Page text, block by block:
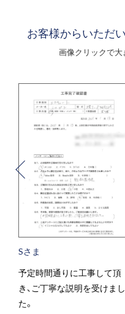
お客様からいただ
画像クリックで大
Tさま
当日対応がとても助かりま
た。
良かったポイント：評判